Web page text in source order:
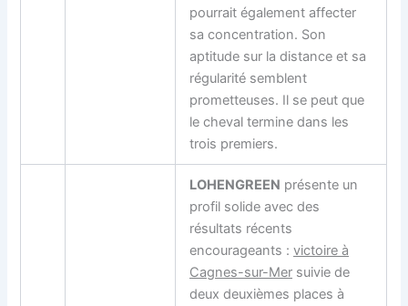
pourrait également affecter
sa concentration. Son
aptitude sur la distance et sa
régularité semblent
prometteuses. Il se peut que
le cheval termine dans les
trois premiers.
LOHENGREEN présente un
profil solide avec des
résultats récents
encourageants :victoire à
Cagnes-sur-Mer suivie de
deux deuxièmes places à